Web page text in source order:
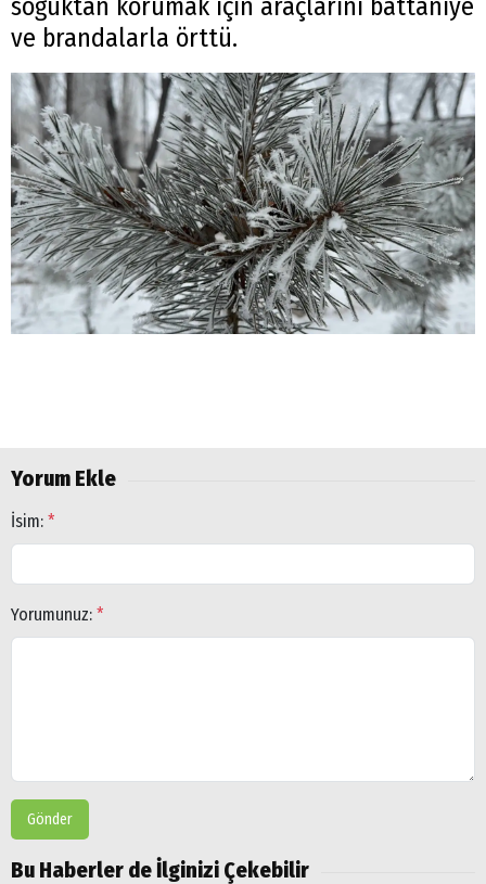
soğuktan korumak için araçlarını battaniye
ve brandalarla örttü.
Yorum Ekle
İsim: *
Yorumunuz: *
Gönder
Bu Haberler de İlginizi Çekebilir